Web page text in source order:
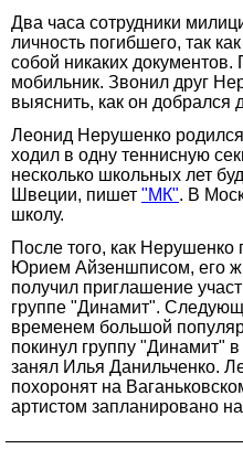
Два часа сотрудники
личность погибшего, так
собой никаких
мобильник. Звонил друг
выяснить, как он добрался
Леонид Нерушенко
ходил в одну теннисную
несколько школьных лет
Швеции, пишет "МК". В
школу.
После того, как
Юрием Айзеншписом, его
получил приглашение
группе "Динамит".
временем большой
покинул группу "Динамит"
занял Илья Данильченко.
похоронят на
артистом запланировано